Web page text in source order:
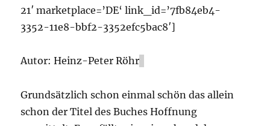
21′ marketplace=’DE‘ link_id=’7fb84eb4-
3352-11e8-bbf2-3352efc5bac8′]
Autor: Heinz-Peter Röhr
Grundsätzlich schon einmal schön das allein
schon der Titel des Buches Hoffnung